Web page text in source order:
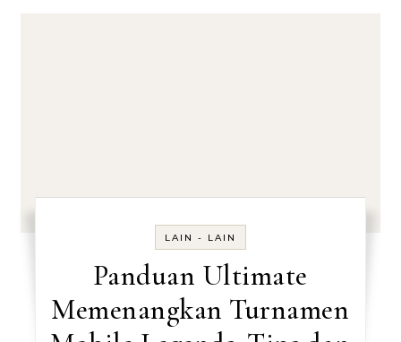
LAIN - LAIN
Panduan Ultimate
Memenangkan Turnamen